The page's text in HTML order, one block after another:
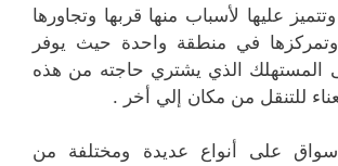
عليها لأسباب منها قربها وتجاورها
وتمركزها في منطقة واحدة حيث يوفر
المستهلك الذي يشتري حاجته من هذه
للتنقل من مكان إلي أخر .
على أنواع عديدة ومختلفة من